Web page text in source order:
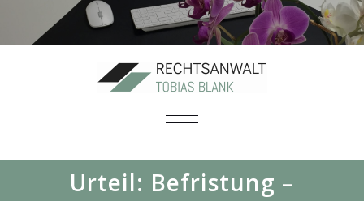
SCHALTE
Urteil: Befristung –